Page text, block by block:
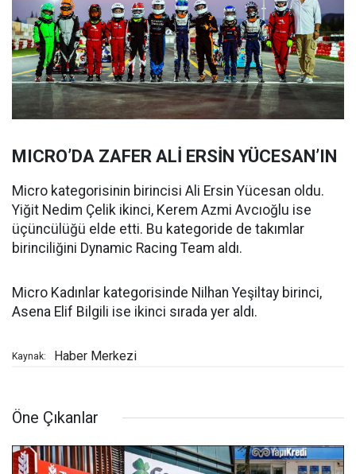
MICRO’DA ZAFER ALİ ERSİN YÜCESAN’IN
Micro kategorisinin birincisi Ali Ersin Yücesan oldu.
Yiğit Nedim Çelik ikinci, Kerem Azmi Avcıoğlu ise
üçüncülüğü elde etti. Bu kategoride de takımlar
birinciliğini Dynamic Racing Team aldı.
Micro Kadınlar kategorisinde Nilhan Yeşiltay birinci,
Asena Elif Bilgili ise ikinci sırada yer aldı.
Kaynak: Haber Merkezi
Öne Çıkanlar